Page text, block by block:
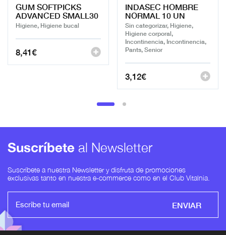
GUM SOFTPICKS
ADVANCED SMALL30
Higiene, Higiene bucal
8,41€
INDASEC HOMBRE
NORMAL 10 UN
Sin categorizar, Higiene,
Higiene corporal,
Incontinencia, Incontinencia,
Pants, Senior
3,12€
Suscríbete al Newsletter
Suscríbete a nuestra Newsletter y disfruta de promociones
exclusivas tanto en nuestra e-commerce como en el Club Vitalnia.
ENVIAR